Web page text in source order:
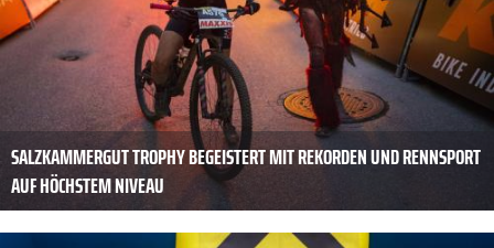
SALZKAMMERGUT TROPHY BEGEISTERT MIT REKORDEN UND RENNSPORT
AUF HÖCHSTEM NIVEAU